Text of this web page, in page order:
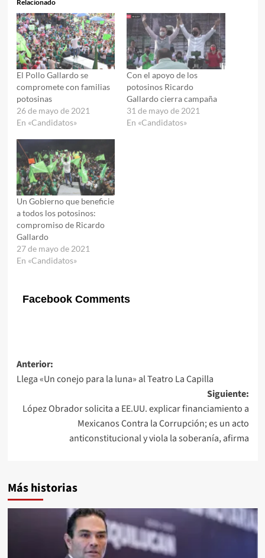
Relacionado
El Pollo Gallardo se
compromete con familias
potosinas
26 de mayo de 2021
En «Candidatos»
Con el apoyo de los
potosinos Ricardo
Gallardo cierra campaña
31 de mayo de 2021
En «Candidatos»
Un Gobierno que beneficie
a todos los potosinos:
compromiso de Ricardo
Gallardo
27 de mayo de 2021
En «Candidatos»
Facebook Comments
Navegación
de
entradas
Anterior:
Llega «Un conejo para la luna» al Teatro La Capilla
Siguiente:
López Obrador solicita a EE.UU. explicar financiamiento a
Mexicanos Contra la Corrupción; es un acto
anticonstitucional y viola la soberanía, afirma
Más historias